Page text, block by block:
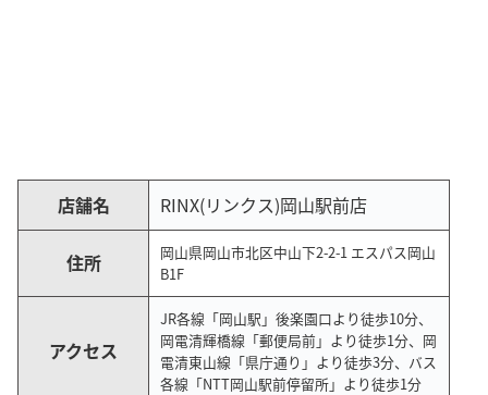
店舗名 RINX(リンクス)岡山駅前店
住所
岡山県岡山市北区中山下2-2-1 エスパス岡山
B1F
アクセス
JR各線「岡山駅」後楽園口より徒歩10分、
岡電清輝橋線「郵便局前」より徒歩1分、岡
電清東山線「県庁通り」より徒歩3分、バス
各線「NTT岡山駅前停留所」より徒歩1分